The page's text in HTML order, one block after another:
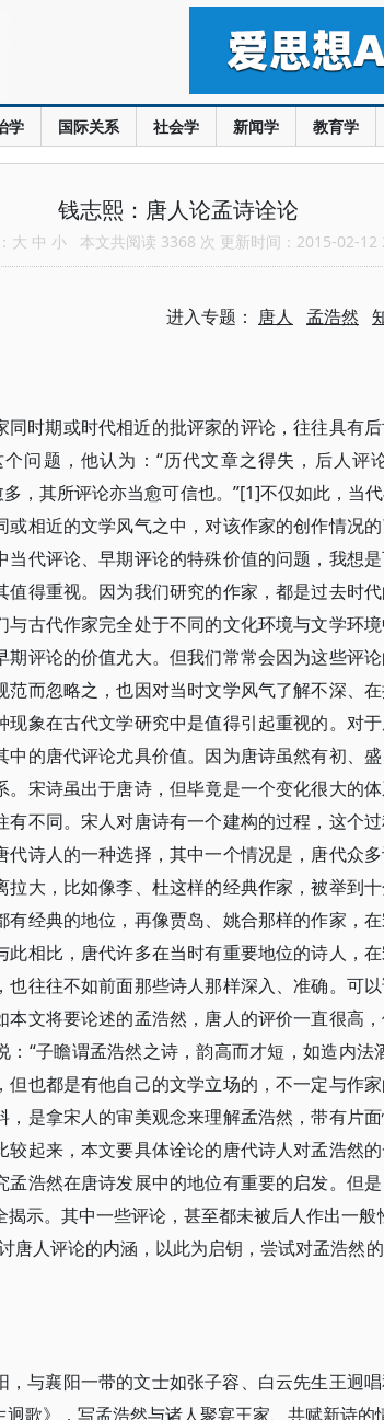
学 国际关系 社会学 新闻学 教育学
钱志熙：唐人论孟诗诠论
大 中 小 本文共阅读 3368 次 更新时间：2015-02-12
进入专题： 唐人 孟浩然
同时期或时代相近的批评家的评论，往往具有
问题，他认为：“历代文章之得失，后人评
，其所评论亦当愈可信也。”[1]不仅如此，当
或相近的文学风气之中，对该作家的创作情况
当代评论、早期评论的特殊价值的问题，我想
值得重视。因为我们研究的作家，都是过去时
与古代作家完全处于不同的文化环境与文学环
评论的价值尤大。但我们常常会因为这些评
范而忽略之，也因对当时文学风气了解不深、
现象在古代文学研究中是值得引起重视的。对
中的唐代评论尤具价值。因为唐诗虽然有初、
。宋诗虽出于唐诗，但毕竟是一个变化很大的
有不同。宋人对唐诗有一个建构的过程，这个
代诗人的一种选择，其中一个情况是，唐代众
拉大，比如像李、杜这样的经典作家，被举到
有经典的地位，再像贾岛、姚合那样的作家，
此相比，唐代许多在当时有重要地位的诗人，
往往不如前面那些诗人那样深入、准确。可
本文将要论述的孟浩然，唐人的评价一直很高
：“子瞻谓孟浩然之诗，韵高而才短，如造内法
但也都是有他自己的文学立场的，不一定与作
，是拿宋人的审美观念来理解孟浩然，带有片
较起来，本文要具体诠论的唐代诗人对孟浩然
孟浩然在唐诗发展中的地位有重要的启发。但
示。其中一些评论，甚至都未被后人作出一般
唐人评论的内涵，以此为启钥，尝试对孟浩然
，与襄阳一带的文士如张子容、白云先生王迥
歌》，写孟浩然与诸人聚宴王家、共赋新诗的